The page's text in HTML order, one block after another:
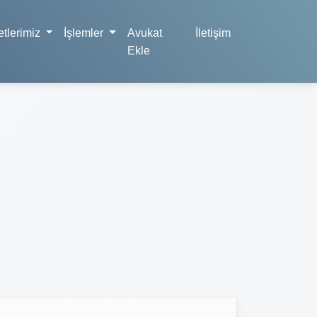
İşlemler
Avukat
Ekle
İletişim